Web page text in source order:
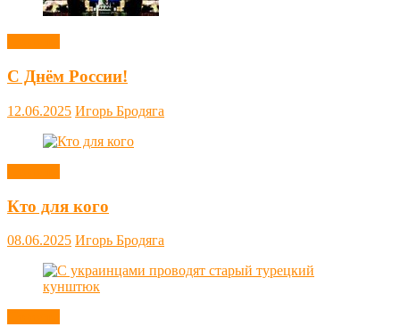
С Днём России!
12.06.2025 Игорь Бродяга
Кто для кого
08.06.2025 Игорь Бродяга